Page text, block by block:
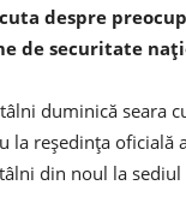
despre
de securitate
duminică seara
la reședința oficială
din noul la